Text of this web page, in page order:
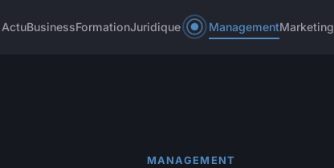
ActuBusinessFormationJuridique ManagementMarketing
MANAGEMENT